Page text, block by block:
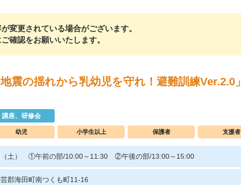
変更されている場合がございます。
確認をお願いいたします。
震の揺れから乳幼児を守れ！避難訓練Ver.2.0」
講座、研修会
幼児 小学生以上 保護者 支援者
（土） ①午前の部/10:00～11:30 ②午後の部/13:00～15:00
郡海田町南つくも町11-16